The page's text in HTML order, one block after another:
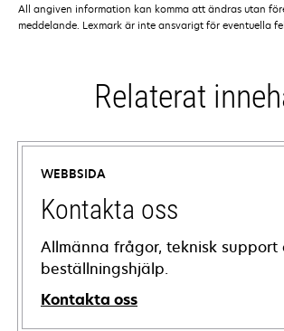
All angiven information kan komma att ändras utan
meddelande. Lexmark är inte ansvarigt för eventuella
Relaterat
WEBBSIDA
Kontakta oss
Allmänna frågor, teknisk support
beställningshjälp.
Kontakta oss